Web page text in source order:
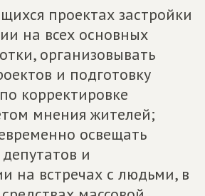
проектах застройки
на всех основных
организовывать
и подготовку
корректировке
мнения жителей;
освещать
и
на встречах с людьми, в